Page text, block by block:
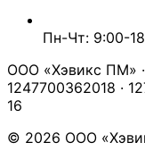
Пн-Чт: 9:00-
ООО «Хэвикс ПМ»
1247700362018 ·
16
© 2026 ООО